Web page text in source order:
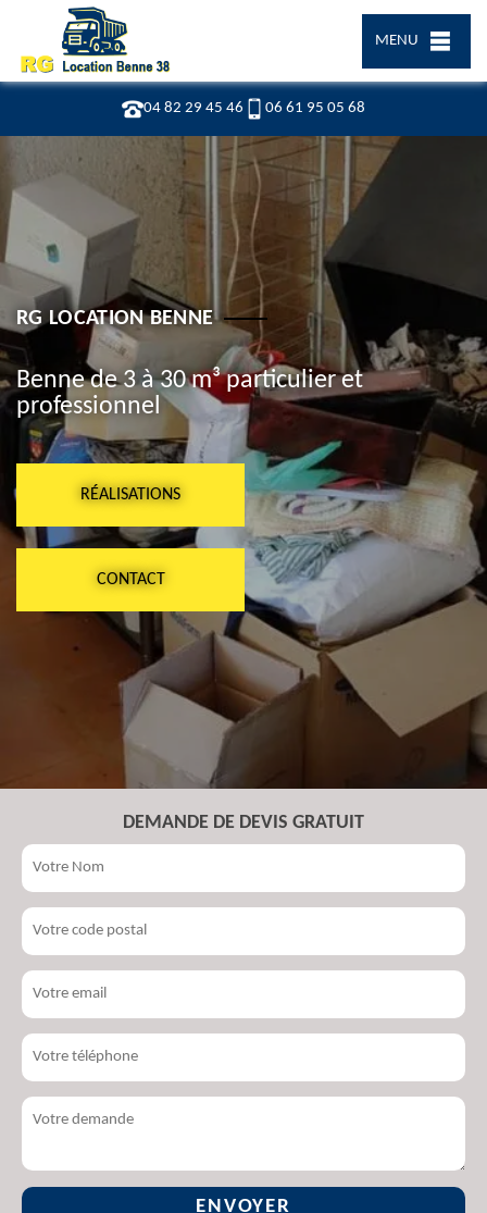
04 82 29 45 46 06 61 95 05 68
MENU
RG LOCATION BENNE
Benne de 3 à 30 m³ particulier et
professionnel
RÉALISATIONS
CONTACT
DEMANDE DE DEVIS GRATUIT